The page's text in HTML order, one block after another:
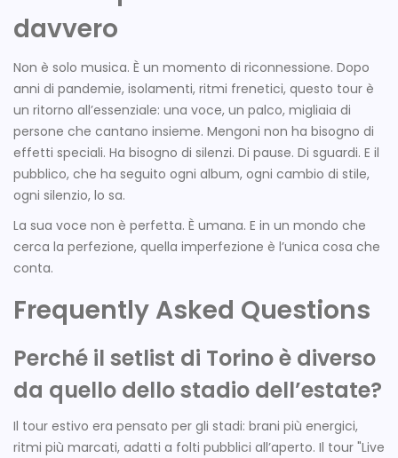
davvero
Non è solo musica. È un momento di riconnessione. Dopo
anni di pandemie, isolamenti, ritmi frenetici, questo tour è
un ritorno all’essenziale: una voce, un palco, migliaia di
persone che cantano insieme. Mengoni non ha bisogno di
effetti speciali. Ha bisogno di silenzi. Di pause. Di sguardi. E il
pubblico, che ha seguito ogni album, ogni cambio di stile,
ogni silenzio, lo sa.
La sua voce non è perfetta. È umana. E in un mondo che
cerca la perfezione, quella imperfezione è l’unica cosa che
conta.
Frequently Asked Questions
Perché il setlist di Torino è diverso
da quello dello stadio dell’estate?
Il tour estivo era pensato per gli stadi: brani più energici,
ritmi più marcati, adatti a folti pubblici all’aperto. Il tour "Live